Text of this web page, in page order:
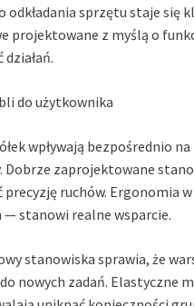
odkładania sprzętu staje się
projektowane z myślą o
do użytkownika
wpływają bezpośrednio
Dobrze zaprojektowane
precyzję ruchów. Ergonomia
stanowi realne wsparcie.
stanowiska sprawia, że
nowych zadań. Elastyczne